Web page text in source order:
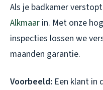
Als je badkamer
Alkmaar in. Met onze
inspecties lossen we
maanden garantie.
Voorbeeld: Een klant in